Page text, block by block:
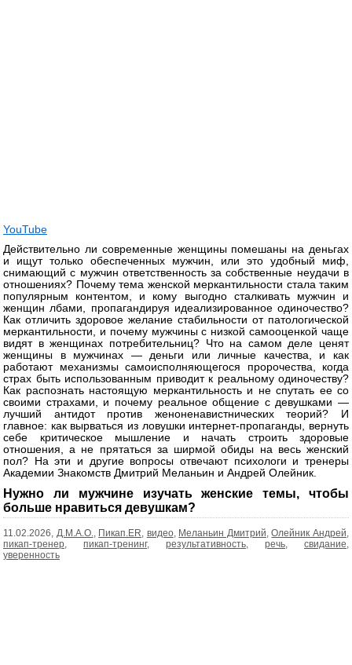
YouTube
Действительно ли современные женщины помешаны на деньгах
и ищут только обеспеченных мужчин, или это удобный миф,
снимающий с мужчин ответственность за собственные неудачи в
отношениях? Почему тема женской меркантильности стала таким
популярным контентом, и кому выгодно сталкивать мужчин и
женщин лбами, пропагандируя идеализированное одиночество?
Как отличить здоровое желание стабильности от патологической
меркантильности, и почему мужчины с низкой самооценкой чаще
видят в женщинах потребительниц? Что на самом деле ценят
женщины в мужчинах — деньги или личные качества, и как
работают механизмы самоисполняющегося пророчества, когда
страх быть использованным приводит к реальному одиночеству?
Как распознать настоящую меркантильность и не спутать ее со
своими страхами, и почему реальное общение с девушками —
лучший антидот против женоненавистнических теорий? И
главное: как вырваться из ловушки интернет-пропаганды, вернуть
себе критическое мышление и начать строить здоровые
отношения, а не прятаться за ширмой обиды на весь женский
пол? На эти и другие вопросы отвечают психологи и тренеры
Академии Знакомств Дмитрий Меланьин и Андрей Олейник.
Нужно ли мужчине изучать женские темы, чтобы
больше нравиться девушкам?
11.02.2026, Д.М.А.О. Пикап.ER видео, Меланьин Дмитрий ,Олейник Андрей
пикап-тренер
пикап-тренинг, результативность речь свидание
уверенность